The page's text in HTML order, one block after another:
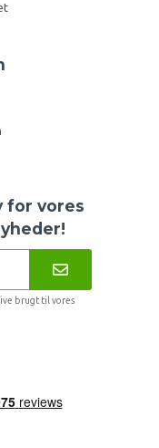
for vores
brugt til vores